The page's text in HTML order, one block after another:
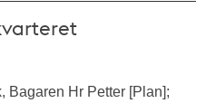
Bagaren Hr Petter [Plan];